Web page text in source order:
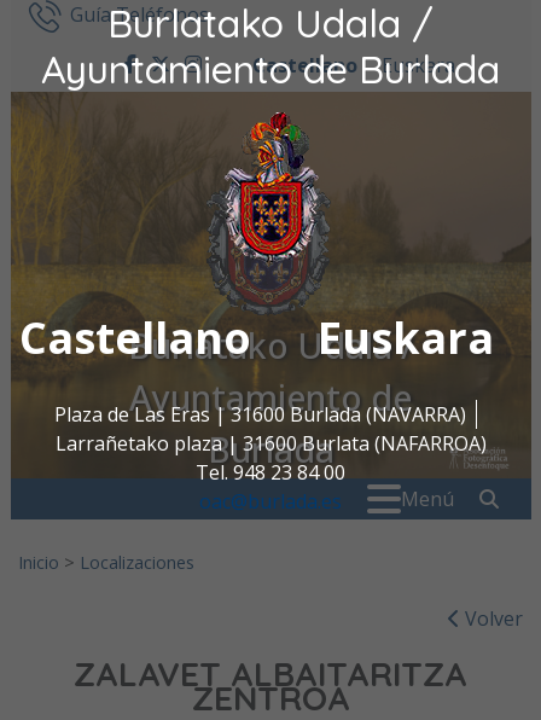
Burlatako Udala /
Ayuntamiento de Burlada
Castellano Euskara
Plaza de Las Eras | 31600 Burlada (NAVARRA)
Larrañetako plaza | 31600 Burlata (NAFARROA)
Tel. 948 23 84 00
oac@burlada.es
Ir al contenidoGuía Teléfonos
facebook
twitter
instagram
Castellano Euskara
Burlatako Udala /
Ayuntamiento de
Burlada
Menú
Inicio > Localizaciones
Volver
ZALAVET ALBAITARITZA
ZENTROA